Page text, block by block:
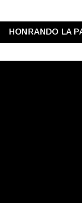
HONRANDO LA